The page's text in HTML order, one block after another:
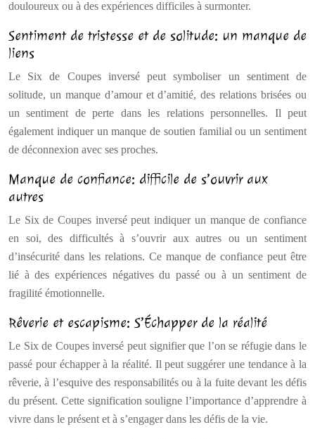
douloureux ou à des expériences difficiles à surmonter.
Sentiment de tristesse et de solitude: un manque de
liens
Le Six de Coupes inversé peut symboliser un sentiment de
solitude, un manque d’amour et d’amitié, des relations brisées ou
un sentiment de perte dans les relations personnelles. Il peut
également indiquer un manque de soutien familial ou un sentiment
de déconnexion avec ses proches.
Manque de confiance: difficile de s’ouvrir aux
autres
Le Six de Coupes inversé peut indiquer un manque de confiance
en soi, des difficultés à s’ouvrir aux autres ou un sentiment
d’insécurité dans les relations. Ce manque de confiance peut être
lié à des expériences négatives du passé ou à un sentiment de
fragilité émotionnelle.
Rêverie et escapisme: S’Échapper de la réalité
Le Six de Coupes inversé peut signifier que l’on se réfugie dans le
passé pour échapper à la réalité. Il peut suggérer une tendance à la
rêverie, à l’esquive des responsabilités ou à la fuite devant les défis
du présent. Cette signification souligne l’importance d’apprendre à
vivre dans le présent et à s’engager dans les défis de la vie.